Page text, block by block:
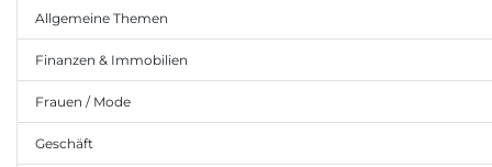
Allgemeine Themen
Finanzen & Immobilien
Frauen / Mode
Geschäft